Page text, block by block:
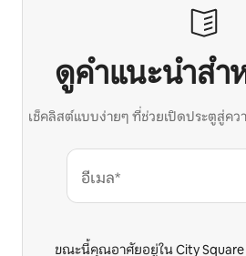
ดูคำแนะนำสำ
เช็คลิสต์แบบง่ายๆ ที่ช่วยเปิดประตูสู่ควา
อีเมล*
ขณะนี้คุณอาศัยอยู่ใน City Square